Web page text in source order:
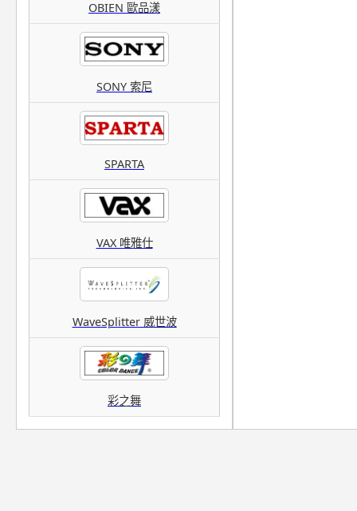
OBIEN 歐品漾
SONY 索尼
SPARTA
VAX 唯雅仕
WaveSplitter 威世波
彩之舞